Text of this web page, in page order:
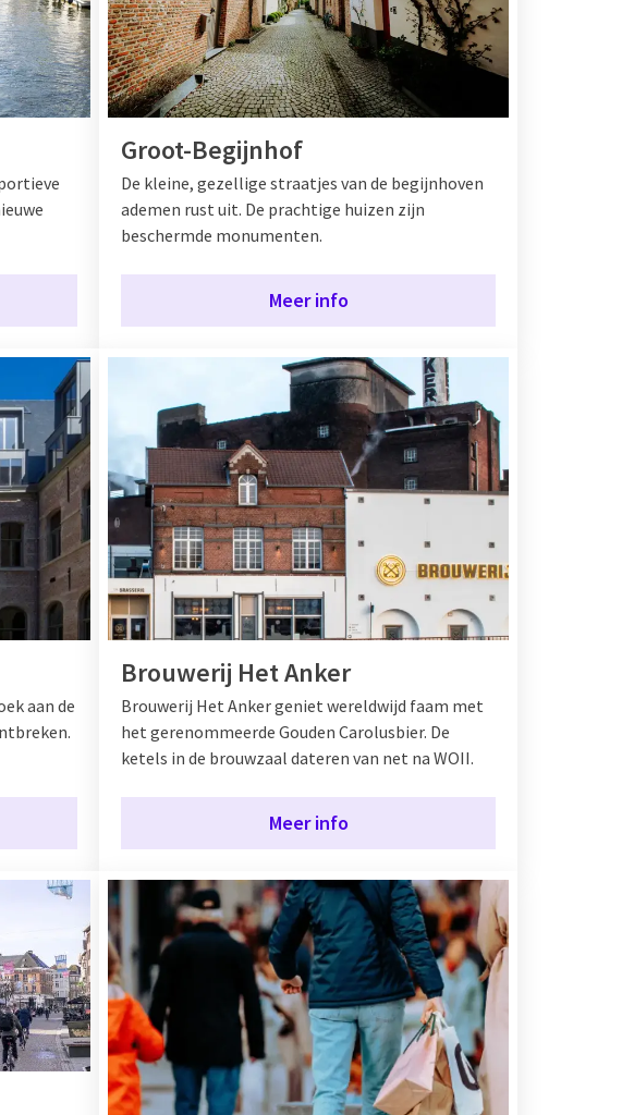
Groot-Begijnhof
De kleine, gezellige straatjes van de begijnhoven
ademen rust uit. De prachtige huizen zijn
beschermde monumenten.
Meer info
aan de
Brouwerij Het Anker
Brouwerij Het Anker geniet wereldwijd faam met
het gerenommeerde Gouden Carolusbier. De
ketels in de brouwzaal dateren van net na WOII.
Meer info